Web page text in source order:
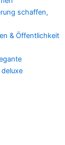
schaffen,
& Öffentlichkeit